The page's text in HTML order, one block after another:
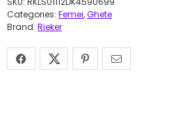
Categories: Femei,Ghete
Brand: Rieker